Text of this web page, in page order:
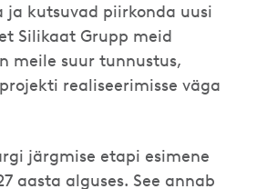
ja kutsuvad piirkonda uusi
Silikaat Grupp meid
meile suur tunnustus,
realiseerimisse väga
järgmise etapi esimene
aasta alguses. See annab